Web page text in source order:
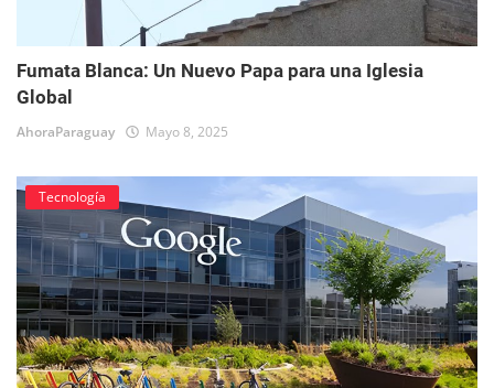
Fumata Blanca: Un Nuevo Papa para una Iglesia
Global
AhoraParaguay Mayo 8, 2025
Tecnología